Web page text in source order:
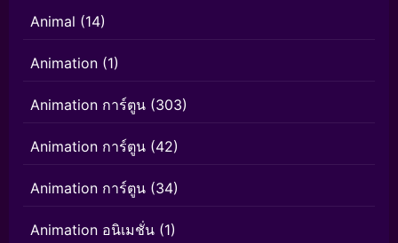
Animal (14)
Animation (1)
Animation การ์ตูน (303)
Animation การ์ตูน (42)
Animation การ์ตูน (34)
Animation อนิเมชั่น (1)